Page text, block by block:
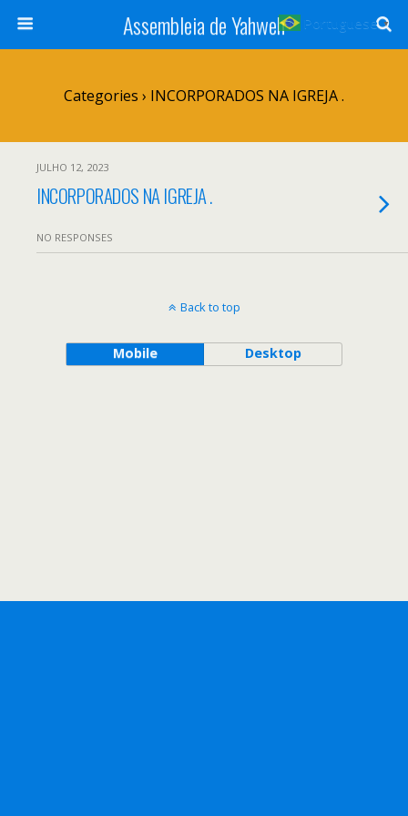
Assembleia de Yahweh
Categories › INCORPORADOS NA IGREJA .
JULHO 12, 2023
INCORPORADOS NA IGREJA .
NO RESPONSES
Back to top
Mobile Desktop
Portuguese ▼